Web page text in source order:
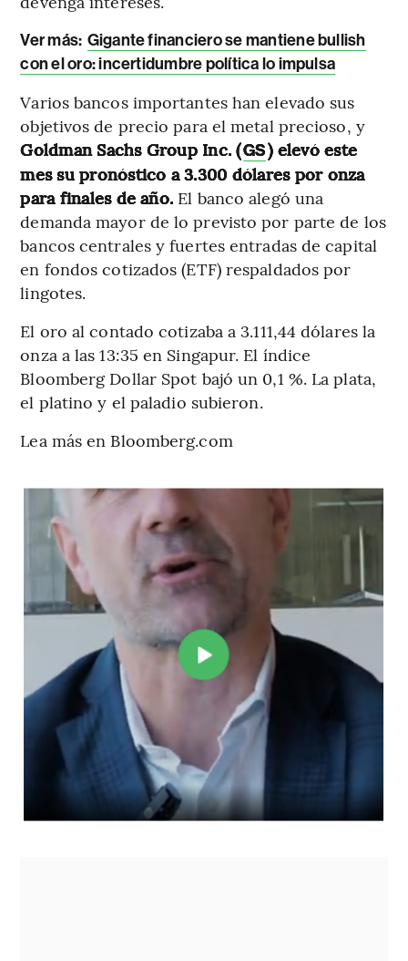
Ver más: Gigante financiero se mantiene bullish
con el oro: incertidumbre política lo impulsa
Varios bancos importantes han elevado sus
objetivos de precio para el metal precioso, y
Goldman Sachs Group Inc. (GS) elevó este
mes su pronóstico a 3.300 dólares por onza
para finales de año. El banco alegó una
demanda mayor de lo previsto por parte de los
bancos centrales y fuertes entradas de capital
en fondos cotizados (ETF) respaldados por
lingotes.
El oro al contado cotizaba a 3.111,44 dólares la
onza a las 13:35 en Singapur. El índice
Bloomberg Dollar Spot bajó un 0,1 %. La plata,
el platino y el paladio subieron.
Lea más en Bloomberg.com